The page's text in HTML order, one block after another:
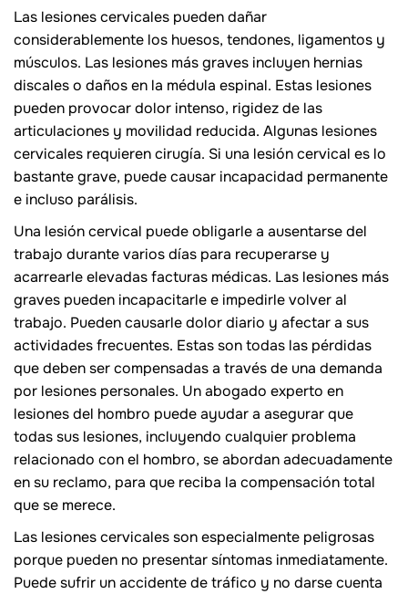
Las lesiones cervicales pueden dañar
considerablemente los huesos, tendones, ligamentos y
músculos. Las lesiones más graves incluyen hernias
discales o daños en la médula espinal. Estas lesiones
pueden provocar dolor intenso, rigidez de las
articulaciones y movilidad reducida. Algunas lesiones
cervicales requieren cirugía. Si una lesión cervical es lo
bastante grave, puede causar incapacidad permanente
e incluso parálisis.
Una lesión cervical puede obligarle a ausentarse del
trabajo durante varios días para recuperarse y
acarrearle elevadas facturas médicas. Las lesiones más
graves pueden incapacitarle e impedirle volver al
trabajo. Pueden causarle dolor diario y afectar a sus
actividades frecuentes. Estas son todas las pérdidas
que deben ser compensadas a través de una demanda
por lesiones personales. Un abogado experto en
lesiones del hombro puede ayudar a asegurar que
todas sus lesiones, incluyendo cualquier problema
relacionado con el hombro, se abordan adecuadamente
en su reclamo, para que reciba la compensación total
que se merece.
Las lesiones cervicales son especialmente peligrosas
porque pueden no presentar síntomas inmediatamente.
Puede sufrir un accidente de tráfico y no darse cuenta